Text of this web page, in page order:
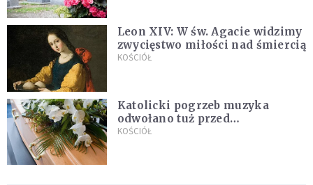
Leon XIV: W św. Agacie widzimy
zwycięstwo miłości nad śmiercią
KOŚCIÓŁ
Katolicki pogrzeb muzyka
odwołano tuż przed
uroczystością. Powodem była
KOŚCIÓŁ